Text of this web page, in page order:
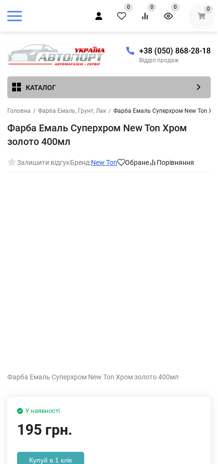
0 0 0 0
+38 (050) 868-28-18
Відділ продаж
КАТАЛОГ
Головна / Фарба Емаль, Грунт, Лак / Фарба Емаль Cуперхром New Ton
Фарба Емаль Cуперхром New Ton Хром
золото 400мл
Залишити відгукБренд:New Ton Обране Порівняння
Фарба Емаль Cуперхром New Ton Хром золото 400мл
У наявності
195 грн.
Купуй в 1 клік